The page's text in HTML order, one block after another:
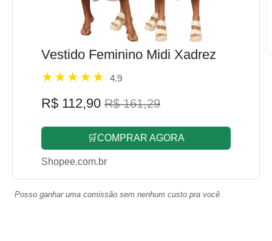
Vestido Feminino Midi Xadrez
4.9
R$ 112,90 R$ 161,29
🛒COMPRAR AGORA
Shopee.com.br
Posso ganhar uma comissão sem nenhum custo pra você.